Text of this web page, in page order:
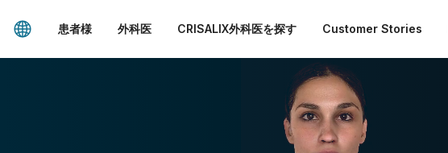
患者様 外科医 CRISALIX外科医を探す Customer Stories